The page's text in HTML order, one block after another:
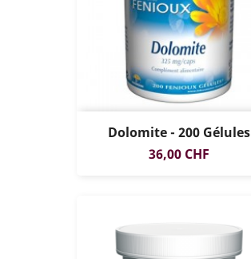
Dolomite - 200 Gélules
Prix
36,00 CHF